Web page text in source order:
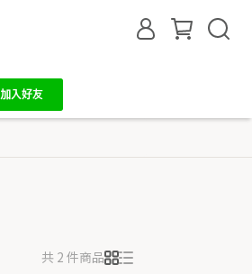
共 2 件商品